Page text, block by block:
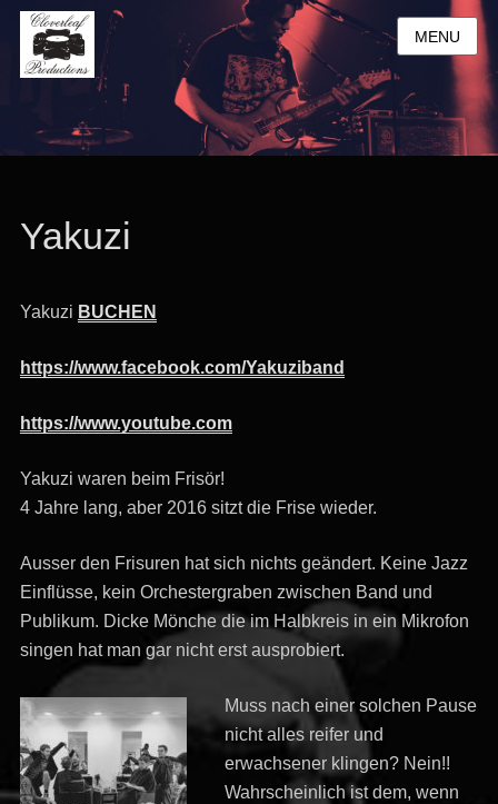
MENU
Yakuzi
Yakuzi BUCHEN
https://www.facebook.com/Yakuziband
https://www.youtube.com
Yakuzi waren beim Frisör!
4 Jahre lang, aber 2016 sitzt die Frise wieder.
Ausser den Frisuren hat sich nichts geändert. Keine Jazz
Einflüsse, kein Orchestergraben zwischen Band und
Publikum. Dicke Mönche die im Halbkreis in ein Mikrofon
singen hat man gar nicht erst ausprobiert.
Muss nach einer solchen Pause
nicht alles reifer und
erwachsener klingen? Nein!!
Wahrscheinlich ist dem, wenn